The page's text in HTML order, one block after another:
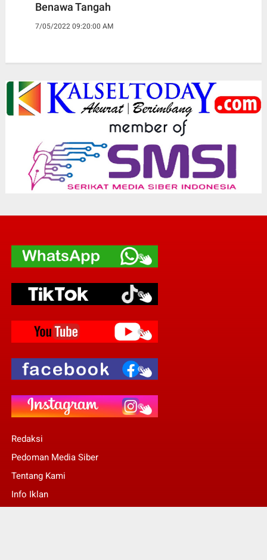
Benawa Tangah
7/05/2022 09:20:00 AM
Redaksi
Pedoman Media Siber
Tentang Kami
Info Iklan